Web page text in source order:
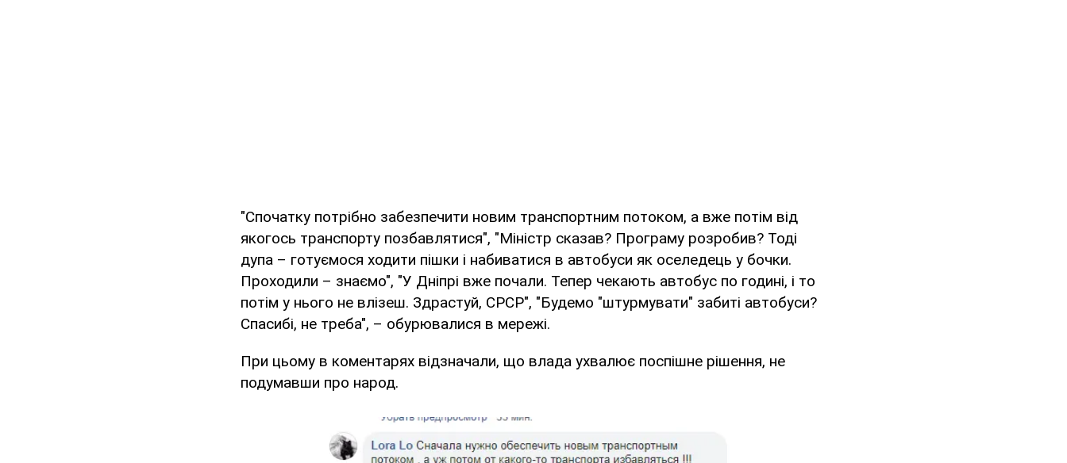
"Спочатку потрібно забезпечити новим транспортним потоком, а вже потім від
якогось транспорту позбавлятися", "Міністр сказав? Програму розробив? Тоді
дупа – готуємося ходити пішки і набиватися в автобуси як оселедець у бочки.
Проходили – знаємо", "У Дніпрі вже почали. Тепер чекають автобус по годині, і то
потім у нього не влізеш. Здрастуй, СРСР", "Будемо "штурмувати" забиті автобуси?
Спасибі, не треба", – обурювалися в мережі.
При цьому в коментарях відзначали, що влада ухвалює поспішне рішення, не
подумавши про народ.